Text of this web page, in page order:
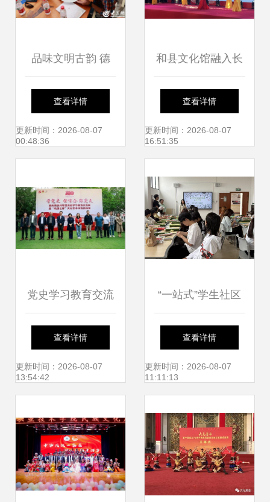
品味文明古韵 德
州“探访中华文化魅
力行”开启文化艺术
查看详情
更新时间：2026-08-07
00:48:36
和县文化馆融入长
三角 奏响宁马文化
交流 合奏曲
查看详情
更新时间：2026-08-07
16:51:35
党史学习教育交流
展暨“校园之春”文
化艺术展在移通学
化党史学习，共筑
文化新篇章
查看详情
更新时间：2026-08-07
13:54:42
“一站式”学生社区
活动│不借谁的
光，做自己的花
棒花艺心理疗愈活
动圆满落幕
查看详情
更新时间：2026-08-07
11:11:13